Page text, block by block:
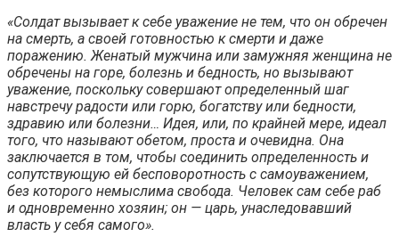
«Солдат вызывает к себе уважение не тем, что он обречен
на смерть, а своей готовностью к смерти и даже
поражению. Женатый мужчина или замужняя женщина не
обречены на горе, болезнь и бедность, но вызывают
уважение, поскольку совершают определенный шаг
навстречу радости или горю, богатству или бедности,
здравию или болезни… Идея, или, по крайней мере, идеал
того, что называют обетом, проста и очевидна. Она
заключается в том, чтобы соединить определенность и
сопутствующую ей бесповоротность с самоуважением,
без которого немыслима свобода. Человек сам себе раб
и одновременно хозяин; он — царь, унаследовавший
власть у себя самого».